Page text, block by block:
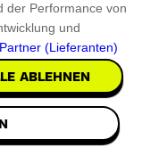
der Performance von
und
(Lieferanten)
ABLEHNEN